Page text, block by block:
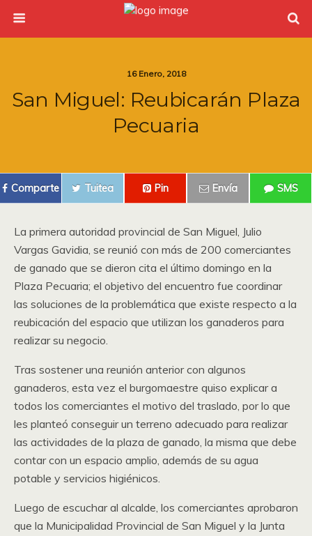
16 Enero, 2018
San Miguel: Reubicarán Plaza
Pecuaria
Comparte Tuitea Pin Envía SMS
La primera autoridad provincial de San Miguel, Julio
Vargas Gavidia, se reunió con más de 200 comerciantes
de ganado que se dieron cita el último domingo en la
Plaza Pecuaria; el objetivo del encuentro fue coordinar
las soluciones de la problemática que existe respecto a la
reubicación del espacio que utilizan los ganaderos para
realizar su negocio.
Tras sostener una reunión anterior con algunos
ganaderos, esta vez el burgomaestre quiso explicar a
todos los comerciantes el motivo del traslado, por lo que
les planteó conseguir un terreno adecuado para realizar
las actividades de la plaza de ganado, la misma que debe
contar con un espacio amplio, además de su agua
potable y servicios higiénicos.
Luego de escuchar al alcalde, los comerciantes aprobaron
que la Municipalidad Provincial de San Miguel y la Junta